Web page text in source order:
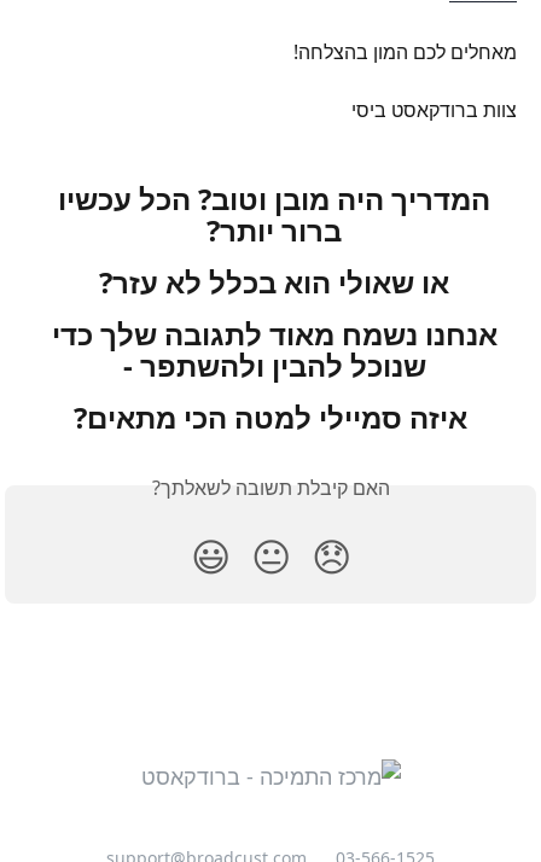
מאחלים לכם המון בהצלחה!
צוות ברודקאסט ביסי
המדריך היה מובן וטוב? הכל עכשיו
ברור יותר?
או שאולי הוא בכלל לא עזר?
אנחנו נשמח מאוד לתגובה שלך כדי
שנוכל להבין ולהשתפר -
איזה סמיילי למטה הכי מתאים?
האם קיבלת תשובה לשאלתך?
😞
😐
😃